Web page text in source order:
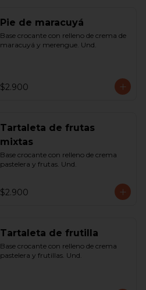
Pie de maracuyá
Base crocante con relleno de crema de
maracuyá y merengue. Und.
$2.900
Tartaleta de frutas
mixtas
Base crocante con relleno de crema
pastelera y frutas. Und.
$2.900
Tartaleta de frutilla
Base crocante con relleno de crema
pastelera y frutillas. Und.